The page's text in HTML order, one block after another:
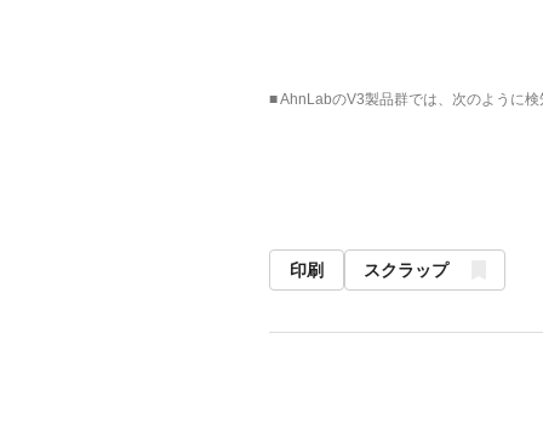
■ AhnLabのV3製品群では、次のように
印刷 スクラップ